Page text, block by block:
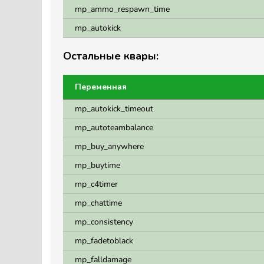
mp_ammo_respawn_time
mp_autokick
Остальные квары:
Переменная
mp_autokick_timeout
mp_autoteambalance
mp_buy_anywhere
mp_buytime
mp_c4timer
mp_chattime
mp_consistency
mp_fadetoblack
mp_falldamage